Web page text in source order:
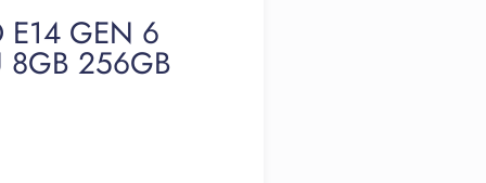
E14 GEN 6
8GB 256GB